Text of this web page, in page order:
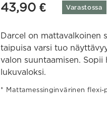
43,90 € Varastossa
Darcel on mattavalkoinen
taipuisa varsi tuo
valon suuntaamisen.
lukuvaloksi.
Mattamessinginvärinen flexi-